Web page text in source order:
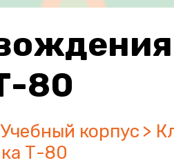
80
Учебный корпус
Т-80